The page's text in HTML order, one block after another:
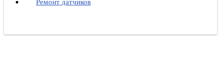
Ремонт датчиков